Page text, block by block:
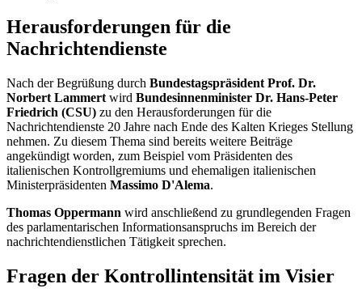
Herausforderungen für die
Nachrichtendienste
Nach der Begrüßung durch Bundestagspräsident Prof. Dr.
Norbert Lammert wird Bundesinnenminister Dr. Hans-Peter
Friedrich (CSU) zu den Herausforderungen für die
Nachrichtendienste 20 Jahre nach Ende des Kalten Krieges Stellung
nehmen. Zu diesem Thema sind bereits weitere Beiträge
angekündigt worden, zum Beispiel vom Präsidenten des
italienischen Kontrollgremiums und ehemaligen italienischen
Ministerpräsidenten Massimo D'Alema.
Thomas Oppermann wird anschließend zu grundlegenden Fragen
des parlamentarischen Informationsanspruchs im Bereich der
nachrichtendienstlichen Tätigkeit sprechen.
Fragen der Kontrollintensität im Visier